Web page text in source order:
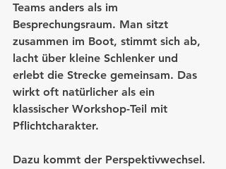
Teams anders als im
Besprechungsraum. Man sitzt
zusammen im Boot, stimmt sich ab,
lacht über kleine Schlenker und
erlebt die Strecke gemeinsam. Das
wirkt oft natürlicher als ein
klassischer Workshop-Teil mit
Pflichtcharakter.
Dazu kommt der Perspektivwechsel.